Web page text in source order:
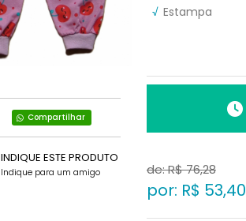
Compartilhar
INDIQUE ESTE PRODUTO
Indique para um amigo
√ Estampa
de: R$76,28
por: R$ 53,40